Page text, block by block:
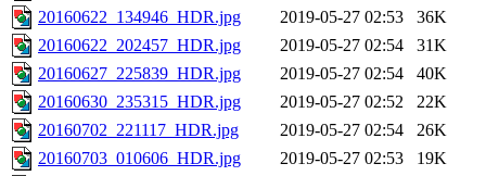
20160622_134946_HDR.jpg
2019-05-27 02:53
36K
20160622_202457_HDR.jpg
2019-05-27 02:54
31K
20160627_225839_HDR.jpg
2019-05-27 02:54
40K
20160630_235315_HDR.jpg
2019-05-27 02:52
22K
20160702_221117_HDR.jpg
2019-05-27 02:54
26K
20160703_010606_HDR.jpg
2019-05-27 02:53
19K